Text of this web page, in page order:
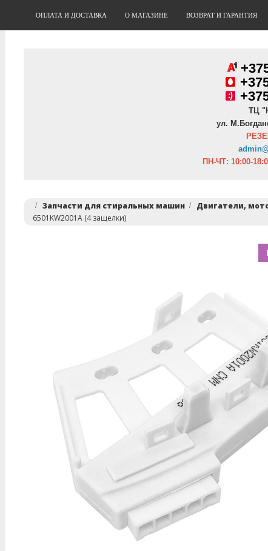
ОПЛАТА И ДОСТАВКА О МАГАЗИНЕ ВОЗВРАТ И ГАРАНТИЯ
+
ТЦ
ул.
ПН-ЧТ: 10:00-
Запчасти для стиральных машин Двигатели,
6501KW2001A (4 защелки)